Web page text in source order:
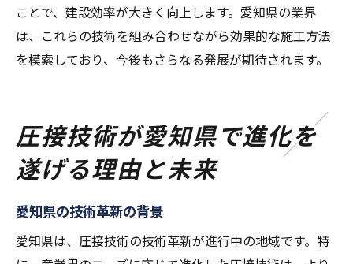
ことで、建設効率が大きく向上します。愛知県の業界
は、これらの技術を組み合わせながら効果的な施工方法
を模索しており、今後もさらなる発展が期待されます。
圧接技術が愛知県で進化を
遂げる理由と未来
愛知県の技術革新の背景
愛知県は、圧接技術の技術革新が進行中の地域です。特